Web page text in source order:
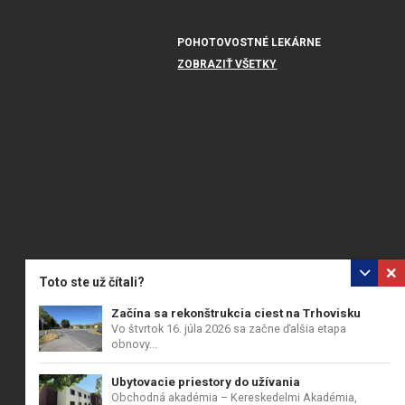
Toto ste už čítali?
Začína sa rekonštrukcia ciest na Trhovisku
Vo štvrtok 16. júla 2026 sa začne ďalšia etapa
obnovy...
Ubytovacie priestory do užívania
Obchodná akadémia – Kereskedelmi Akadémia,
POHOTOVOSTNÉ LEKÁRNE
ZOBRAZIŤ VŠETKY